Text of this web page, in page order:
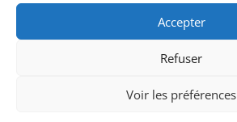
Accepter
Refuser
Voir les préférences
S'abonner